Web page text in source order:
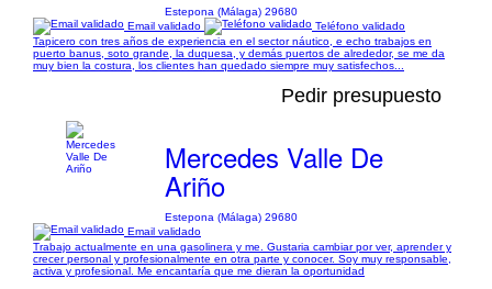
Estepona (Málaga) 29680
Email validado
Teléfono validado
Tapicero con tres años de experiencia en el sector náutico, e echo trabajos en
puerto banus, soto grande, la duquesa, y demás puertos de alrededor, se me da
muy bien la costura, los clientes han quedado siempre muy satisfechos...
Pedir presupuesto
Mercedes Valle De
Ariño
Estepona (Málaga) 29680
Email validado
Trabajo actualmente en una gasolinera y me. Gustaria cambiar por ver, aprender y
crecer personal y profesionalmente en otra parte y conocer. Soy muy responsable,
activa y profesional. Me encantaría que me dieran la oportunidad